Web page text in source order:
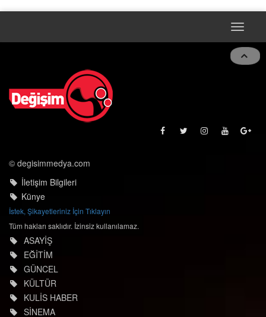
Toggle
© degisimmedya.com
İletişim Bilgileri
Künye
İstek, Şikayetleriniz İçin Tıklayın
Tüm hakları saklıdır. İzinsiz kullanılamaz.
ASAYİŞ
EĞİTİM
GÜNCEL
KÜLTÜR
KULİS HABER
SİNEMA